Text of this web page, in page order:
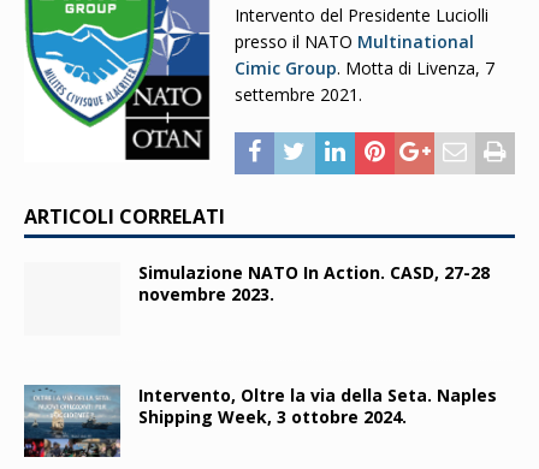
Intervento del Presidente Luciolli
presso il NATO Multinational
Cimic Group. Motta di Livenza, 7
settembre 2021.
ARTICOLI CORRELATI
Simulazione NATO In Action. CASD, 27-28
novembre 2023.
Intervento, Oltre la via della Seta. Naples
Shipping Week, 3 ottobre 2024.